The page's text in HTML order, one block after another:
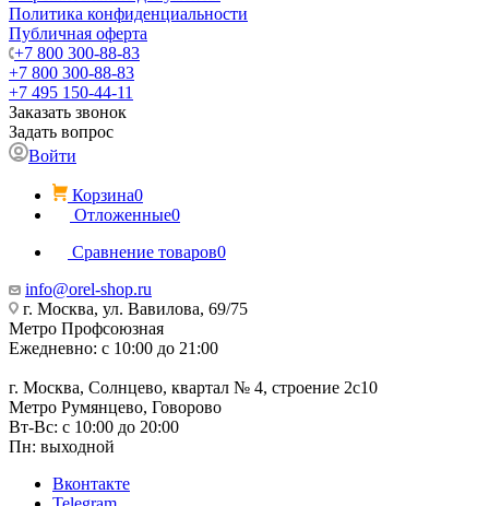
Политика конфиденциальности
Публичная оферта
+7 800 300-88-83
+7 800 300-88-83
+7 495 150-44-11
Заказать звонок
Задать вопрос
Войти
Корзина0
Отложенные0
Сравнение товаров0
info@orel-shop.ru
г. Москва, ул. Вавилова, 69/75
Метро Профсоюзная
Ежедневно: с 10:00 до 21:00
г. Москва, Солнцево, квартал № 4, строение 2с10
Метро Румянцево, Говорово
Вт-Вс: с 10:00 до 20:00
Пн: выходной
Вконтакте